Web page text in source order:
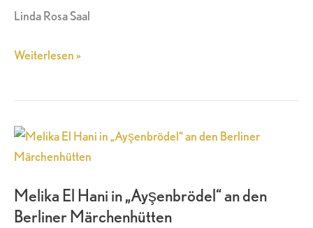
Linda Rosa Saal
Weiterlesen »
Melika El Hani in „Ayşenbrödel“ an den
Berliner Märchenhütten
Melika
El
in
„Ayşenbrödel“